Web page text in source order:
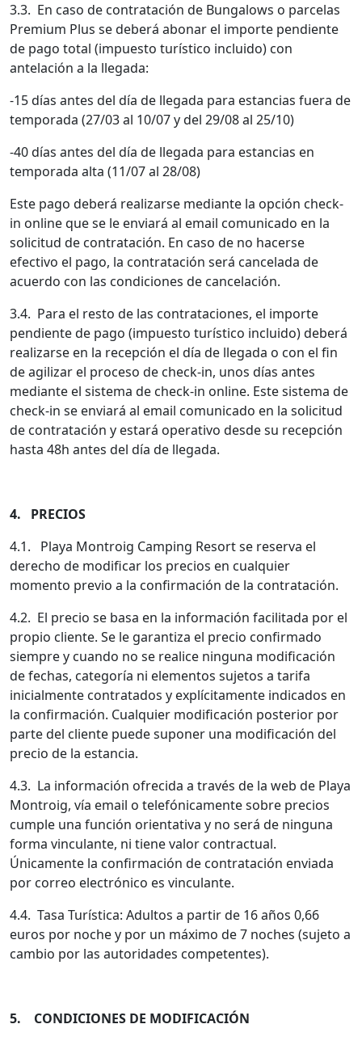
3.3. En caso de contratación de Bungalows o parcelas
Premium Plus se deberá abonar el importe pendiente
de pago total (impuesto turístico incluido) con
antelación a la llegada:
-15 días antes del día de llegada para estancias fuera de
temporada (27/03 al 10/07 y del 29/08 al 25/10)
-40 días antes del día de llegada para estancias en
temporada alta (11/07 al 28/08)
Este pago deberá realizarse mediante la opción check-
in online que se le enviará al email comunicado en la
solicitud de contratación. En caso de no hacerse
efectivo el pago, la contratación será cancelada de
acuerdo con las condiciones de cancelación.
3.4. Para el resto de las contrataciones, el importe
pendiente de pago (impuesto turístico incluido) deberá
realizarse en la recepción el día de llegada o con el fin
de agilizar el proceso de check-in, unos días antes
mediante el sistema de check-in online. Este sistema de
check-in se enviará al email comunicado en la solicitud
de contratación y estará operativo desde su recepción
hasta 48h antes del día de llegada.
4. PRECIOS
4.1. Playa Montroig Camping Resort se reserva el
derecho de modificar los precios en cualquier
momento previo a la confirmación de la contratación.
4.2. El precio se basa en la información facilitada por el
propio cliente. Se le garantiza el precio confirmado
siempre y cuando no se realice ninguna modificación
de fechas, categoría ni elementos sujetos a tarifa
inicialmente contratados y explícitamente indicados en
la confirmación. Cualquier modificación posterior por
parte del cliente puede suponer una modificación del
precio de la estancia.
4.3. La información ofrecida a través de la web de Playa
Montroig, vía email o telefónicamente sobre precios
cumple una función orientativa y no será de ninguna
forma vinculante, ni tiene valor contractual.
Únicamente la confirmación de contratación enviada
por correo electrónico es vinculante.
4.4. Tasa Turística: Adultos a partir de 16 años 0,66
euros por noche y por un máximo de 7 noches (sujeto a
cambio por las autoridades competentes).
5. CONDICIONES DE MODIFICACIÓN